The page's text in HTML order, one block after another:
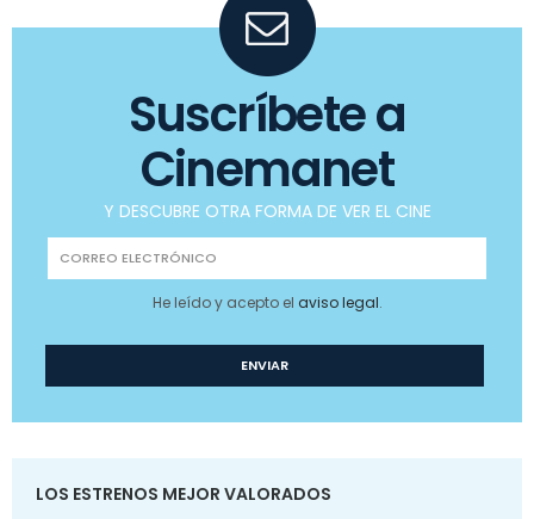
Suscríbete a
Cinemanet
Y DESCUBRE OTRA FORMA DE VER EL CINE
He leído y acepto el aviso legal.
LOS ESTRENOS MEJOR VALORADOS